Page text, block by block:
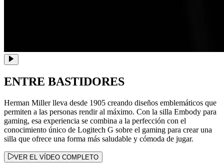
ENTRE BASTIDORES
Herman Miller lleva desde 1905 creando diseños emblemáticos que
permiten a las personas rendir al máximo. Con la silla Embody para
gaming, esa experiencia se combina a la perfección con el
conocimiento único de Logitech G sobre el gaming para crear una
silla que ofrece una forma más saludable y cómoda de jugar.
VER EL VÍDEO COMPLETO